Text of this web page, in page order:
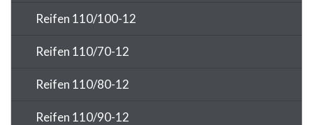
Reifen 110/100-12
Reifen 110/70-12
Reifen 110/80-12
Reifen 110/90-12